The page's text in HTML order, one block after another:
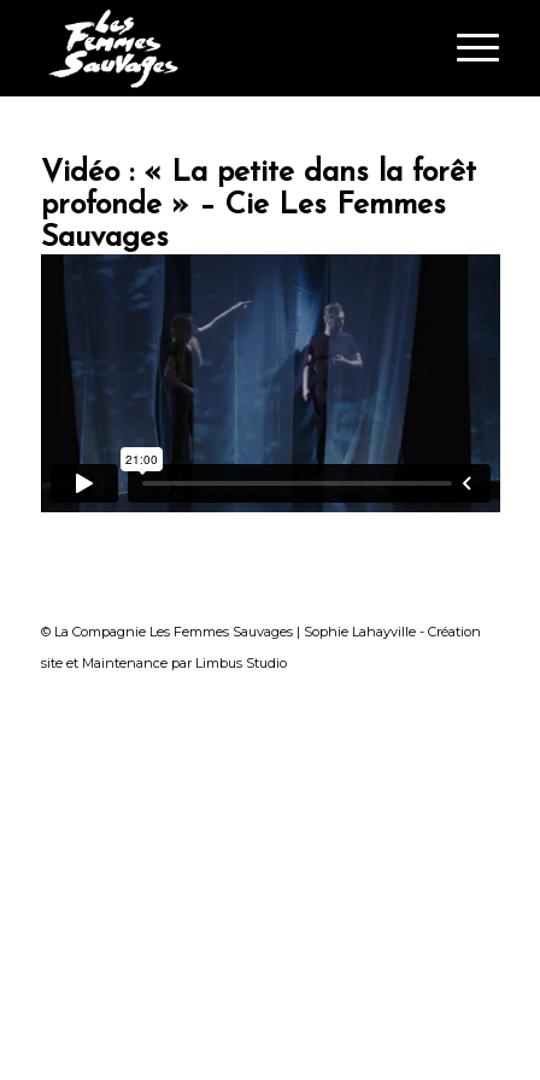
Vidéo : « La petite dans la forêt
profonde » – Cie Les Femmes
Sauvages
© La Compagnie Les Femmes Sauvages | Sophie Lahayville - Création
siteet Maintenancepar Limbus Studio